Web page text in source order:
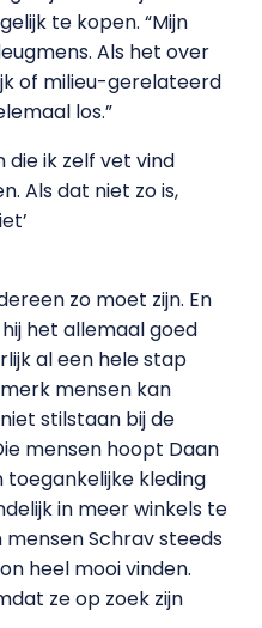
te kopen. “Mijn
Als het over
of milieu-gerelateerd
los.”
die ik zelf vet vind
Als dat niet zo is,
zo moet zijn. En
het allemaal goed
al een hele stap
mensen kan
stilstaan bij de
mensen hoopt Daan
kleding
in meer winkels te
Schrav steeds
heel mooi vinden.
ze op zoek zijn